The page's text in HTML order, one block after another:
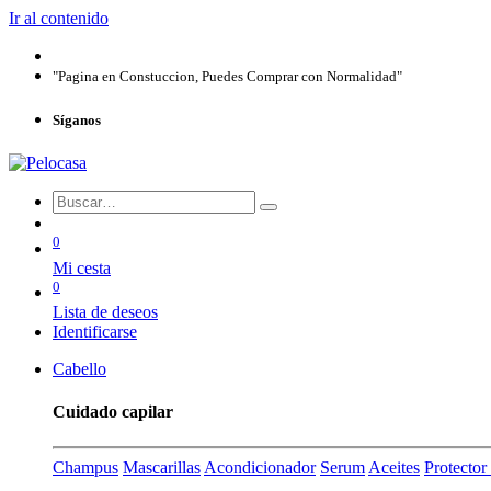
Ir al contenido
"Pagina en Constuccion, Puedes Comprar con Normalidad"
Síganos
0
Mi cesta
0
Lista de deseos
Identificarse
Cabello
Cuidado capilar
Champus Mascarillas Acondicionador Serum Aceites